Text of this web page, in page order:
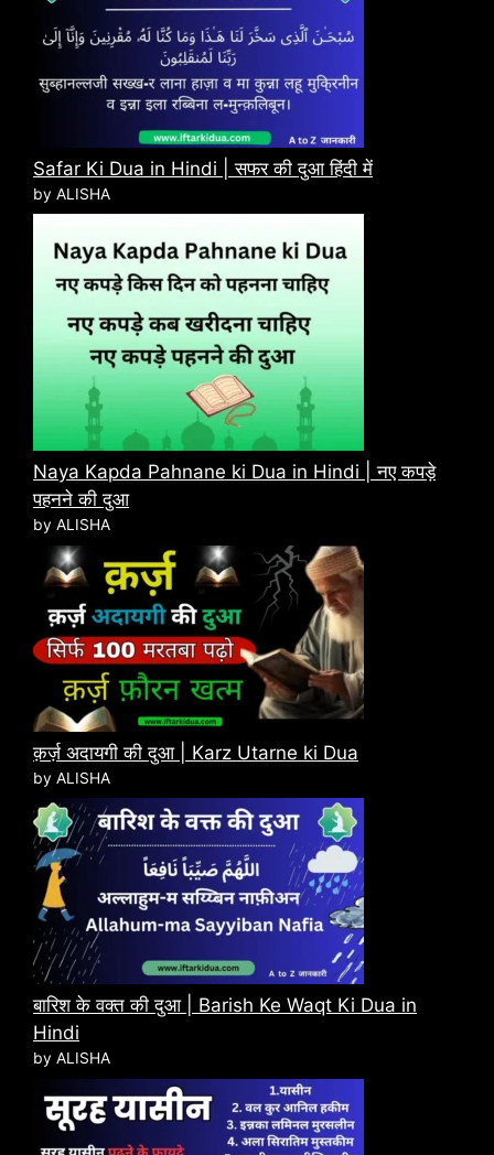
Safar Ki Dua in Hindi | सफर की दुआ हिंदी में
by ALISHA
Naya Kapda Pahnane ki Dua in Hindi | नए कपड़े
पहनने की दुआ
by ALISHA
क़र्ज़ अदायगी की दुआ | Karz Utarne ki Dua
by ALISHA
बारिश के वक्त की दुआ | Barish Ke Waqt Ki Dua in
Hindi
by ALISHA